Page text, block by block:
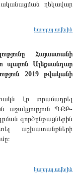
ղեկավար
կարդալ ավելին
Հայաստանի
պարոն Ալեքսանդար
2019 թվականի
էր տրամադրել
աջակցություն ՊՔԲ-
գործընթացներին
աշխատանքների
կարդալ ավելին